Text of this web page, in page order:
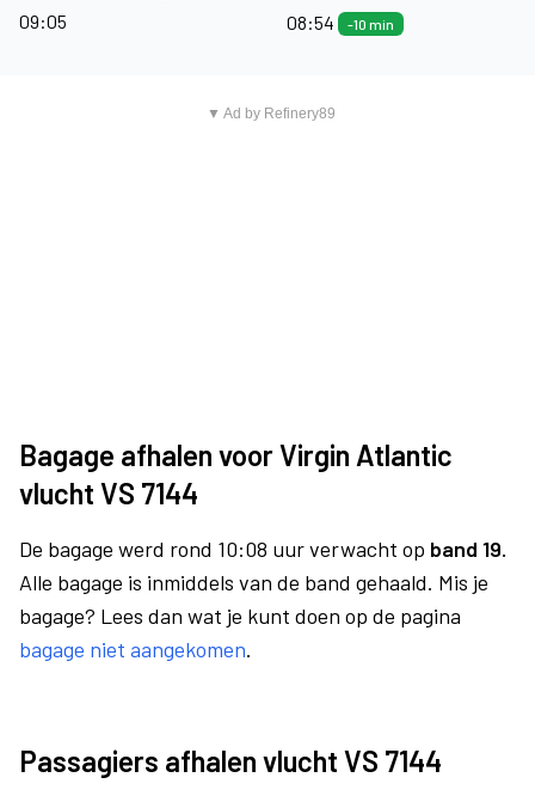
09:05
08:54
-10 min
▼ Ad by Refinery89
Bagage afhalen voor Virgin Atlantic
vlucht VS 7144
De bagage werd rond 10:08 uur verwacht op band 19.
Alle bagage is inmiddels van de band gehaald. Mis je
bagage? Lees dan wat je kunt doen op de pagina
bagage niet aangekomen.
Passagiers afhalen vlucht VS 7144